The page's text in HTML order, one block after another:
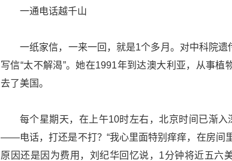
一通电话越千山
一纸家信，一来一回，就是1个多月。对中科院遗
写信“太不解渴”。她在1991年到达澳大利亚，从事
去了美国。
每个星期天，在上午10时左右，北京时间已渐入
——电话，打还是不打？“我心里面特别痒痒，在房间
原因还是因为费用，刘纪华回忆说，1分钟将近五六